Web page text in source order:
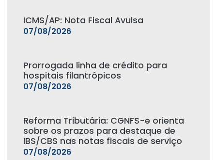
ICMS/AP: Nota Fiscal Avulsa
07/08/2026
Prorrogada linha de crédito para
hospitais filantrópicos
07/08/2026
Reforma Tributária: CGNFS-e orienta
sobre os prazos para destaque de
IBS/CBS nas notas fiscais de serviço
07/08/2026